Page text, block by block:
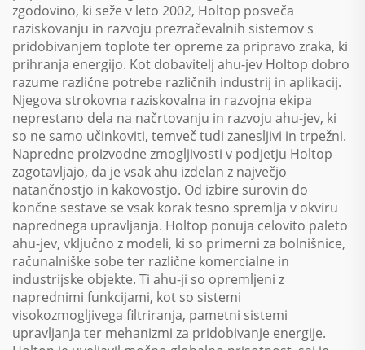
zgodovino, ki seže v leto 2002, Holtop posveča
raziskovanju in razvoju prezračevalnih sistemov s
pridobivanjem toplote ter opreme za pripravo zraka, ki
prihranja energijo. Kot dobavitelj ahu-jev Holtop dobro
razume različne potrebe različnih industrij in aplikacij.
Njegova strokovna raziskovalna in razvojna ekipa
neprestano dela na načrtovanju in razvoju ahu-jev, ki
so ne samo učinkoviti, temveč tudi zanesljivi in trpežni.
Napredne proizvodne zmogljivosti v podjetju Holtop
zagotavljajo, da je vsak ahu izdelan z največjo
natančnostjo in kakovostjo. Od izbire surovin do
končne sestave se vsak korak tesno spremlja v okviru
naprednega upravljanja. Holtop ponuja celovito paleto
ahu-jev, vključno z modeli, ki so primerni za bolnišnice,
računalniške sobe ter različne komercialne in
industrijske objekte. Ti ahu-ji so opremljeni z
naprednimi funkcijami, kot so sistemi
visokozmogljivega filtriranja, pametni sistemi
upravljanja ter mehanizmi za pridobivanje energije.